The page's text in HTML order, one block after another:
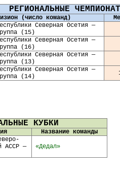
РЕГИОНАЛЬНЫЕ
(число команд)
Северная Осетия —
(15)
Северная Осетия —
(16)
Северная Осетия —
(13)
Северная Осетия —
(14)
КУБКИ
Название команды
АССР —
«Дедал»